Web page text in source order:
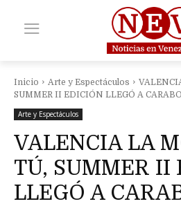
Inicio Arte y Espectáculos
SUMMER II EDICIÓN LLEGÓ A
Arte y Espectáculos
VALENCIA LA
TÚ, SUMMER II
LLEGÓ A